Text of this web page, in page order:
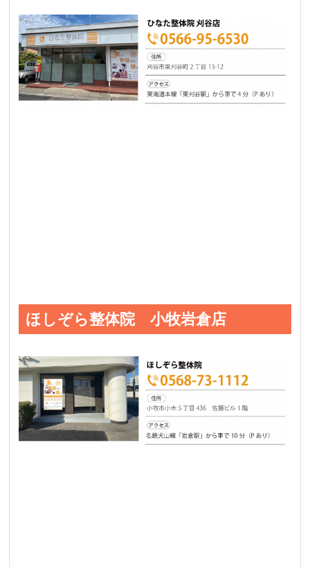
ほしぞら整体院 小牧岩倉店